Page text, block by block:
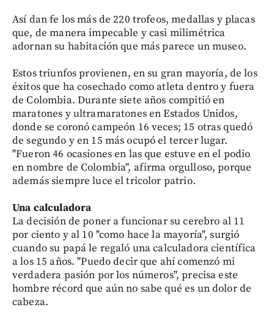
Así dan fe los más de 220 trofeos, medallas y placas
que, de manera impecable y casi milimétrica
adornan su habitación que más parece un museo.
Estos triunfos provienen, en su gran mayoría, de los
éxitos que ha cosechado como atleta dentro y fuera
de Colombia. Durante siete años compitió en
maratones y ultramaratones en Estados Unidos,
donde se coronó campeón 16 veces; 15 otras quedó
de segundo y en 15 más ocupó el tercer lugar.
"Fueron 46 ocasiones en las que estuve en el podio
en nombre de Colombia", afirma orgulloso, porque
además siempre luce el tricolor patrio.
Una calculadora
La decisión de poner a funcionar su cerebro al 11
por ciento y al 10 "como hace la mayoría", surgió
cuando su papá le regaló una calculadora científica
a los 15 años. "Puedo decir que ahí comenzó mi
verdadera pasión por los números", precisa este
hombre récord que aún no sabe qué es un dolor de
cabeza.